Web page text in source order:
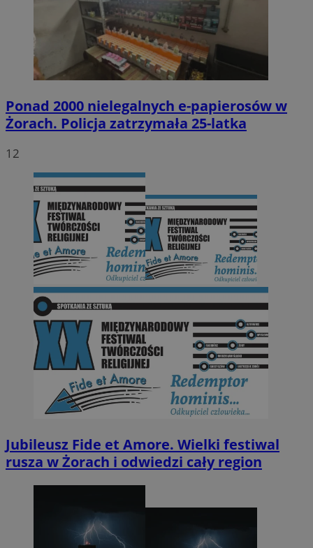
Ponad 2000 nielegalnych e-papierosów w
Żorach. Policja zatrzymała 25-latka
12
Jubileusz Fide et Amore. Wielki festiwal
rusza w Żorach i odwiedzi cały region